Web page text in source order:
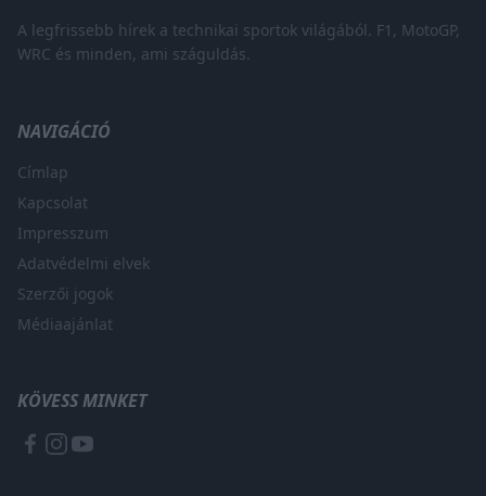
A legfrissebb hírek a technikai sportok világából. F1, MotoGP,
WRC és minden, ami száguldás.
NAVIGÁCIÓ
Címlap
Kapcsolat
Impresszum
Adatvédelmi elvek
Szerzői jogok
Médiaajánlat
KÖVESS MINKET